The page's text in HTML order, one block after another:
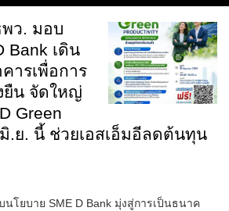
ว. มอบ
Bank เดิน
ารเพื่อการ
น จัดใหญ่
Green
มิ.ย. นี้ ช่วยเอสเอ็มอีลดต้นทุน
โยบาย SME D Bank มุ่งสู่การเป็นธนาค